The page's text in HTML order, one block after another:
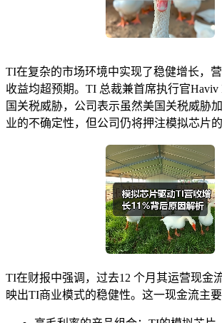
TI在复杂的市场环境中实现了稳健增长，
收益均超预期。TI 总裁兼首席执行官Haviv
国关税威胁，公司表示虽然美国关税威胁
业的不确定性，但公司仍将押注模拟芯片的
TI在财报中强调，过去12 个月其运营现金
映出TI商业模式的稳健性。这一现金流主要